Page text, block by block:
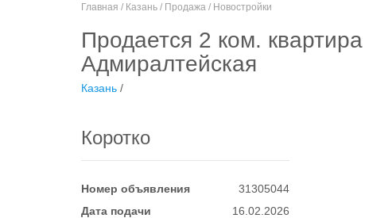
Главная / Казань / Продажа / Новостройки
Продается 2 ком.
Адмиралтейская
Казань /
Коротко
Номер объявления
31305044
Дата подачи
16.02.2026